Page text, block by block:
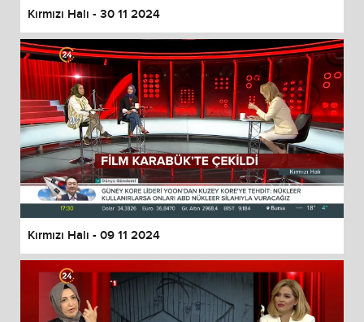
Kırmızı Halı - 30 11 2024
Kırmızı Halı - 09 11 2024